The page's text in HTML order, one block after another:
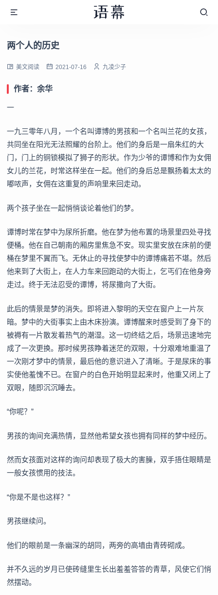
两个人的历史
美文阅读 2021-07-16 九凌少子
作者：余华
一
一九三零年八月，一个名叫谭博的男孩和一个名叫兰花的女孩，
共同坐在阳光无法照耀的台阶上。他们的身后是一扇朱红的大
门，门上的铜锁模拟了狮子的形状。作为少爷的谭博和作为女佣
女儿的兰花，时常这样坐在一起。他们的身后总是飘扬着太太的
嘟哝声，女佣在这重复的声响里来回走动。
两个孩子坐在一起悄悄谈论着他们的梦。
谭博时常在梦中为尿所折磨。他在梦为他布置的场景里四处寻找
便桶。他在自己朝南的厢房里焦急不安。现实里安放在床前的便
桶在梦里不翼而飞。无休止的寻找使梦中的谭博痛若不堪。然后
他来到了大街上，在人力车来回跑动的大街上，乞丐们在他身旁
走过。终于无法忍受的谭博，将尿撒向了大街。
此后的情景是梦的消失。即将进入黎明的天空在窗户上一片灰
暗。梦中的大街事实上由木床扮演。谭博醒来时感受到了身下的
被褥有一片散发着热气的潮湿。这一切终结之后，场景迅速地完
成了一次更换。那时候男孩睁着迷茫的双眼，十分艰难地重温了
一次刚才梦中的情景，最后他的意识进入了清晰。于是尿床的事
实使他羞愧不已。在窗户的白色开始明显起来时，他重又闭上了
双眼，随即沉沉睡去。
“你呢？”
男孩的询间充满热情，显然他希望女孩也拥有同样的梦中经历。
然而女孩面对这样的询问却表现了极大的害臊，双手捂住眼睛是
一般女孩惯用的技法。
“你是不是也这样？”
男孩继续问。
他们的眼前是一条幽深的胡同，两旁的高墙由青砖砌成。
并不久远的岁月已使砖缝里生长出羞羞答答的青草，风使它们悄
然摆动。